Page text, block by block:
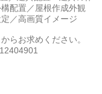
配置／屋根作成外観
／高画質イメージ
らお求めください。